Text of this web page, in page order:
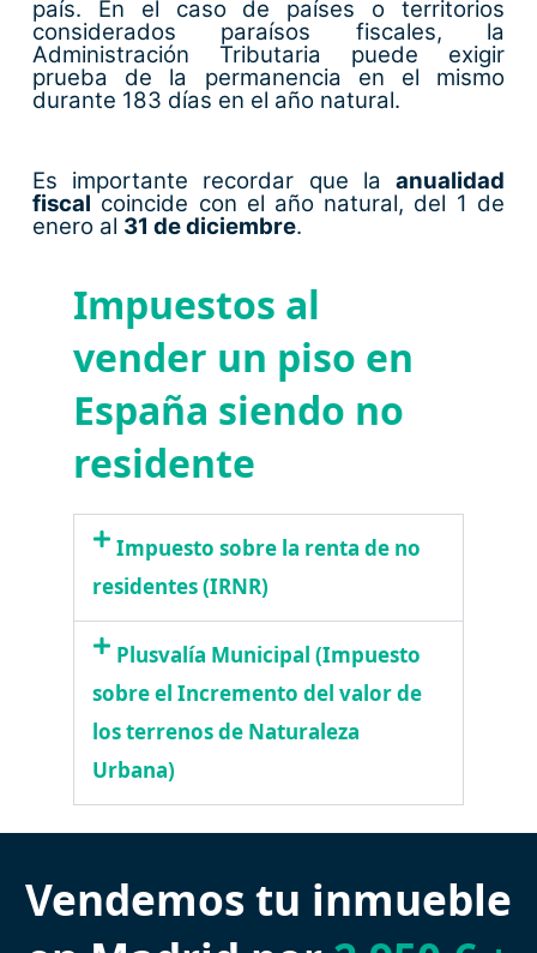
país. En el caso de países o territorios
considerados paraísos fiscales, la
Administración Tributaria puede exigir
prueba de la permanencia en el mismo
durante 183 días en el año natural.
Es importante recordar que la anualidad
fiscal coincide con el año natural, del 1 de
enero al 31 de diciembre.
Impuestos al
vender un piso en
España siendo no
residente
Impuesto sobre la renta de no
residentes (IRNR)
Plusvalía Municipal (Impuesto
sobre el Incremento del valor de
los terrenos de Naturaleza
Urbana)
Vendemos tu inmueble